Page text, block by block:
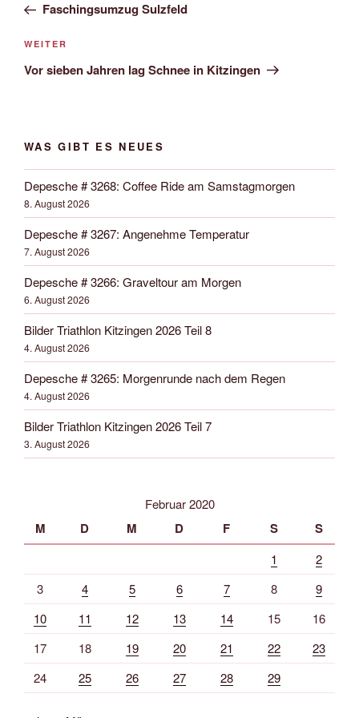
BeitragFaschingsumzug Sulzfeld
Nächster
Beitrag
WEITER
Vor sieben Jahren lag Schnee in Kitzingen
WAS GIBT ES NEUES
Depesche # 3268: Coffee Ride am Samstagmorgen
8. August 2026
Depesche # 3267: Angenehme Temperatur
7. August 2026
Depesche # 3266: Graveltour am Morgen
6. August 2026
Bilder Triathlon Kitzingen 2026 Teil 8
4. August 2026
Depesche # 3265: Morgenrunde nach dem Regen
4. August 2026
Bilder Triathlon Kitzingen 2026 Teil 7
3. August 2026
Februar 2020
M D M D F S S
1
2
3
4 5 6 7 8
9
10
11 12 13 14 15
16
17
18 19 20 21 22
23
24
25 26 27 28 29